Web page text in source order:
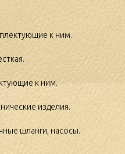
к ним.
к ним.
изделия.
шланги, насосы.